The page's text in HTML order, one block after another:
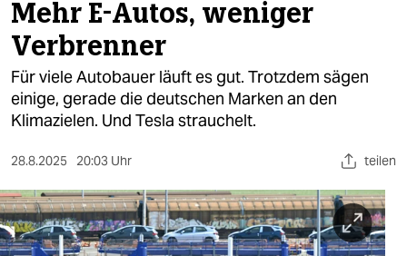
politik
öko
gesellschaft
sport
berlin
Mehr E-Autos, weniger
Verbrenner
Für viele Autobauer läuft es gut. Trotzdem sägen
einige, gerade die deutschen Marken an den
Klimazielen. Und Tesla strauchelt.
28.8.2025 20:03 Uhr teilen